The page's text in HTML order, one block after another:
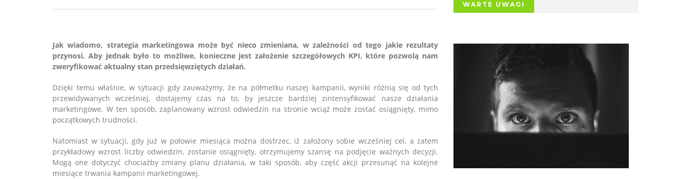
Jak wiadomo, strategia marketingowa może być nieco zmieniana, w zależności od tego jakie rezultaty
przynosi. Aby jednak było to możliwe, konieczne jest założenie szczegółowych KPI, które pozwolą nam
zweryfikować aktualny stan przedsięwziętych działań.
Dzięki temu właśnie, w sytuacji gdy zauważymy, że na półmetku naszej kampanii, wyniki różnią się od tych
przewidywanych wcześniej, dostajemy czas na to, by jeszcze bardziej zintensyfikować nasze działania
marketingowe. W ten sposób, zaplanowany wzrost odwiedzin na stronie wciąż może zostać osiągnięty, mimo
początkowych trudności.
Natomiast w sytuacji, gdy już w połowie miesiąca można dostrzec, iż założony sobie wcześniej cel, a zatem
przykładowy wzrost liczby odwiedzin, zostanie osiągnięty, otrzymujemy szansę na podjęcie ważnych decyzji.
Mogą one dotyczyć chociażby zmiany planu działania, w taki sposób, aby część akcji przesunąć na kolejne
miesiące trwania kampanii marketingowej.
WARTE UWAGI